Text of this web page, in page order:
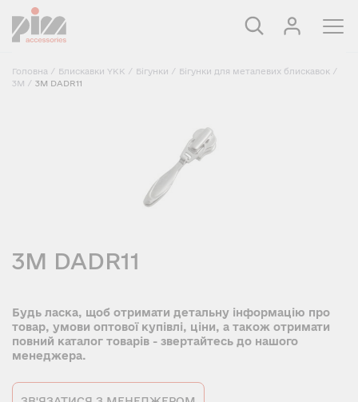
Головна / Блискавки YKK / Бігунки / Бігунки для металевих блискавок /
3M / 3M DADR11
3M DADR11
Будь ласка, щоб отримати детальну інформацію про
товар, умови оптової купівлі, ціни, а також отримати
повний каталог товарів - звертайтесь до нашого
менеджера.